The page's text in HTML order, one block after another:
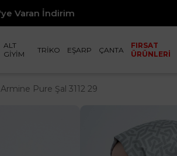
ALT
GİYİM
TRİKO EŞARP ÇANTA
FIRSAT
ÜRÜNLERİ
Armine Pure Şal 3112 29